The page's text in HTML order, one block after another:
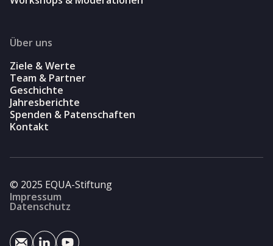
Über uns
Ziele & Werte
Team & Partner
Geschichte
Jahresberichte
Spenden & Patenschaften
Kontakt
© 2025 EQUA-Stiftung
Impressum
Datenschutz